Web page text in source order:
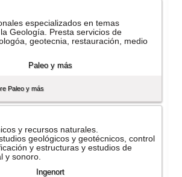
especializados en temas
Geologí­a. Presta servicios de
geotecnia, restauración, medio
Paleo y más
y recursos naturales.
geológicos y geotécnicos, control
y estructuras y estudios de
y sonoro.